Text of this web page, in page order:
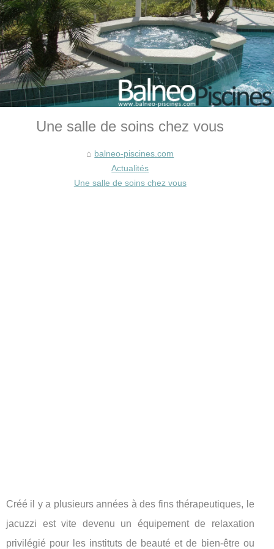
Une salle de soins chez vous
balneo-piscines.com
Actualités
Une salle de soins chez vous
Créé il y a plusieurs années à des fins thérapeutiques, le
jacuzzi est vite devenu un équipement de relaxation
privilégié pour les instituts de beauté et de bien-être ou